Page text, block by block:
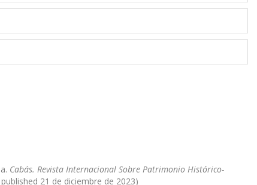
Cabás. Revista Internacional Sobre Patrimonio Histórico-
21 de diciembre de 2023)